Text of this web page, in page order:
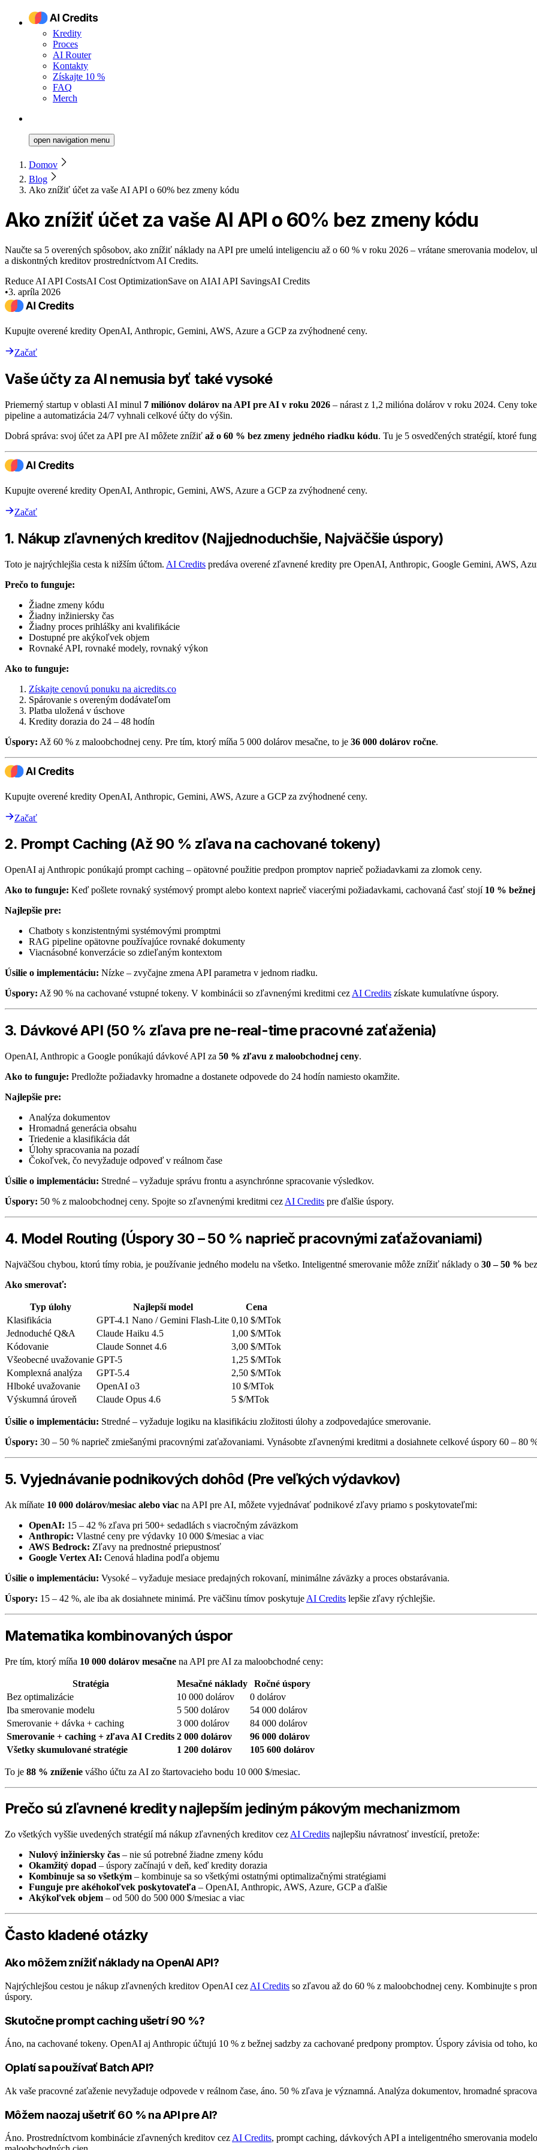
Kredity
Proces
AI Router
Kontakty
Získajte 10 %
FAQ
Merch
open navigation menu
Domov
Blog
Ako znížiť účet za vaše AI API o 60% bez zmeny kódu
Ako znížiť účet za vaše AI API o 60% bez zmeny kódu
Naučte sa 5 overených spôsobov, ako znížiť náklady na API pre umelú inteligenciu až o 60 % v roku 2026 – vrátane smerovania
a diskontných kreditov prostredníctvom AI Credits.
Reduce AI API CostsAI Cost OptimizationSave on AIAI API SavingsAI Credits
•3. apríla 2026
Kupujte overené kredity OpenAI, Anthropic, Gemini, AWS, Azure a GCP za zvýhodnené ceny.
Začať
Vaše účty za AI nemusia byť také vysoké
Priemerný startup v oblasti AI minul 7 miliónov dolárov na API pre AI v roku 2026 – nárast z 1,2 milióna dolárov v roku 2024. Ceny
pipeline a automatizácia 24/7 vyhnali celkové účty do výšin.
Dobrá správa: svoj účet za API pre AI môžete znížiť až o 60 % bez zmeny jedného riadku kódu. Tu je 5 osvedčených stratégií, ktoré
Kupujte overené kredity OpenAI, Anthropic, Gemini, AWS, Azure a GCP za zvýhodnené ceny.
Začať
1. Nákup zľavnených kreditov (Najjednoduchšie, Najväčšie úspory)
Toto je najrýchlejšia cesta k nižším účtom. AI Credits predáva overené zľavnené kredity pre OpenAI, Anthropic, Google Gemini, AWS,
Prečo to funguje:
Žiadne zmeny kódu
Žiadny inžiniersky čas
Žiadny proces prihlášky ani kvalifikácie
Dostupné pre akýkoľvek objem
Rovnaké API, rovnaké modely, rovnaký výkon
Ako to funguje:
Získajte cenovú ponuku na aicredits.co
Spárovanie s overeným dodávateľom
Platba uložená v úschove
Kredity dorazia do 24 – 48 hodín
Úspory: Až 60 % z maloobchodnej ceny. Pre tím, ktorý míňa 5 000 dolárov mesačne, to je 36 000 dolárov ročne.
Kupujte overené kredity OpenAI, Anthropic, Gemini, AWS, Azure a GCP za zvýhodnené ceny.
Začať
2. Prompt Caching (Až 90 % zľava na cachované tokeny)
OpenAI aj Anthropic ponúkajú prompt caching – opätovné použitie predpon promptov naprieč požiadavkami za zlomok ceny.
Ako to funguje: Keď pošlete rovnaký systémový prompt alebo kontext naprieč viacerými požiadavkami, cachovaná časť stojí 10 % bežnej
Najlepšie pre:
Chatboty s konzistentnými systémovými promptmi
RAG pipeline opätovne používajúce rovnaké dokumenty
Viacnásobné konverzácie so zdieľaným kontextom
Úsilie o implementáciu: Nízke – zvyčajne zmena API parametra v jednom riadku.
Úspory: Až 90 % na cachované vstupné tokeny. V kombinácii so zľavnenými kreditmi cez AI Credits získate kumulatívne úspory.
3. Dávkové API (50 % zľava pre ne-real-time pracovné zaťaženia)
OpenAI, Anthropic a Google ponúkajú dávkové API za 50 % zľavu z maloobchodnej ceny.
Ako to funguje: Predložte požiadavky hromadne a dostanete odpovede do 24 hodín namiesto okamžite.
Najlepšie pre:
Analýza dokumentov
Hromadná generácia obsahu
Triedenie a klasifikácia dát
Úlohy spracovania na pozadí
Čokoľvek, čo nevyžaduje odpoveď v reálnom čase
Úsilie o implementáciu: Stredné – vyžaduje správu frontu a asynchrónne spracovanie výsledkov.
Úspory: 50 % z maloobchodnej ceny. Spojte so zľavnenými kreditmi cez AI Credits pre ďalšie úspory.
4. Model Routing (Úspory 30 – 50 % naprieč pracovnými zaťažovaniami)
Najväčšou chybou, ktorú tímy robia, je používanie jedného modelu na všetko. Inteligentné smerovanie môže znížiť náklady o 30 – 50 %
Ako smerovať:
Typ úlohy Najlepší model
Cena
Klasifikácia
GPT-4.1 Nano / Gemini Flash-Lite 0,10 $/MTok
Jednoduché Q&A
Claude Haiku 4.5
1,00 $/MTok
Kódovanie
Claude Sonnet 4.6
3,00 $/MTok
Všeobecné uvažovanie GPT-5
1,25 $/MTok
Komplexná analýza
GPT-5.4
2,50 $/MTok
Hlboké uvažovanie
OpenAI o3
10 $/MTok
Výskumná úroveň
Claude Opus 4.6 5 $/MTok
Úsilie o implementáciu: Stredné – vyžaduje logiku na klasifikáciu zložitosti úlohy a zodpovedajúce smerovanie.
Úspory: 30 – 50 % naprieč zmiešanými pracovnými zaťažovaniami. Vynásobte zľavnenými kreditmi a dosiahnete celkové úspory 60 – 80
5. Vyjednávanie podnikových dohôd (Pre veľkých výdavkov)
Ak míňate 10 000 dolárov/mesiac alebo viac na API pre AI, môžete vyjednávať podnikové zľavy priamo s poskytovateľmi:
OpenAI: 15 – 42 % zľava pri 500+ sedadlách s viacročným záväzkom
Anthropic: Vlastné ceny pre výdavky 10 000 $/mesiac a viac
AWS Bedrock: Zľavy na prednostné priepustnosť
Google Vertex AI: Cenová hladina podľa objemu
Úsilie o implementáciu: Vysoké – vyžaduje mesiace predajných rokovaní, minimálne záväzky a proces obstarávania.
Úspory: 15 – 42 %, ale iba ak dosiahnete minimá. Pre väčšinu tímov poskytuje AI Credits lepšie zľavy rýchlejšie.
Matematika kombinovaných úspor
Pre tím, ktorý míňa 10 000 dolárov mesačne na API pre AI za maloobchodné ceny:
Stratégia Mesačné náklady
Ročné úspory
Bez optimalizácie
10 000 dolárov
0 dolárov
Iba smerovanie modelu
5 500 dolárov
54 000 dolárov
Smerovanie + dávka + caching
3 000 dolárov
84 000 dolárov
Smerovanie + caching + zľava AI Credits 2 000 dolárov
96 000 dolárov
Všetky skumulované stratégie
1 200 dolárov 105 600 dolárov
To je 88 % zníženie vášho účtu za AI zo štartovacieho bodu 10 000 $/mesiac.
Prečo sú zľavnené kredity najlepším jediným pákovým mechanizmom
Zo všetkých vyššie uvedených stratégií má nákup zľavnených kreditov cez AI Credits najlepšiu návratnosť investícií, pretože:
Nulový inžiniersky čas – nie sú potrebné žiadne zmeny kódu
Okamžitý dopad – úspory začínajú v deň, keď kredity dorazia
Kombinuje sa so všetkým – kombinuje sa so všetkými ostatnými optimalizačnými stratégiami
Funguje pre akéhokoľvek poskytovateľa – OpenAI, Anthropic, AWS, Azure, GCP a ďalšie
Akýkoľvek objem – od 500 do 500 000 $/mesiac a viac
Často kladené otázky
Ako môžem znížiť náklady na OpenAI API?
Najrýchlejšou cestou je nákup zľavnených kreditov OpenAI cez AI Credits so zľavou až do 60 % z maloobchodnej ceny. Kombinujte s
úspory.
Skutočne prompt caching ušetrí 90 %?
Áno, na cachované tokeny. OpenAI aj Anthropic účtujú 10 % z bežnej sadzby za cachované predpony promptov. Úspory závisia od toho,
Oplatí sa používať Batch API?
Ak vaše pracovné zaťaženie nevyžaduje odpovede v reálnom čase, áno. 50 % zľava je významná. Analýza dokumentov, hromadné
Môžem naozaj ušetriť 60 % na API pre AI?
Áno. Prostredníctvom kombinácie zľavnených kreditov cez AI Credits, prompt caching, dávkových API a inteligentného smerovania